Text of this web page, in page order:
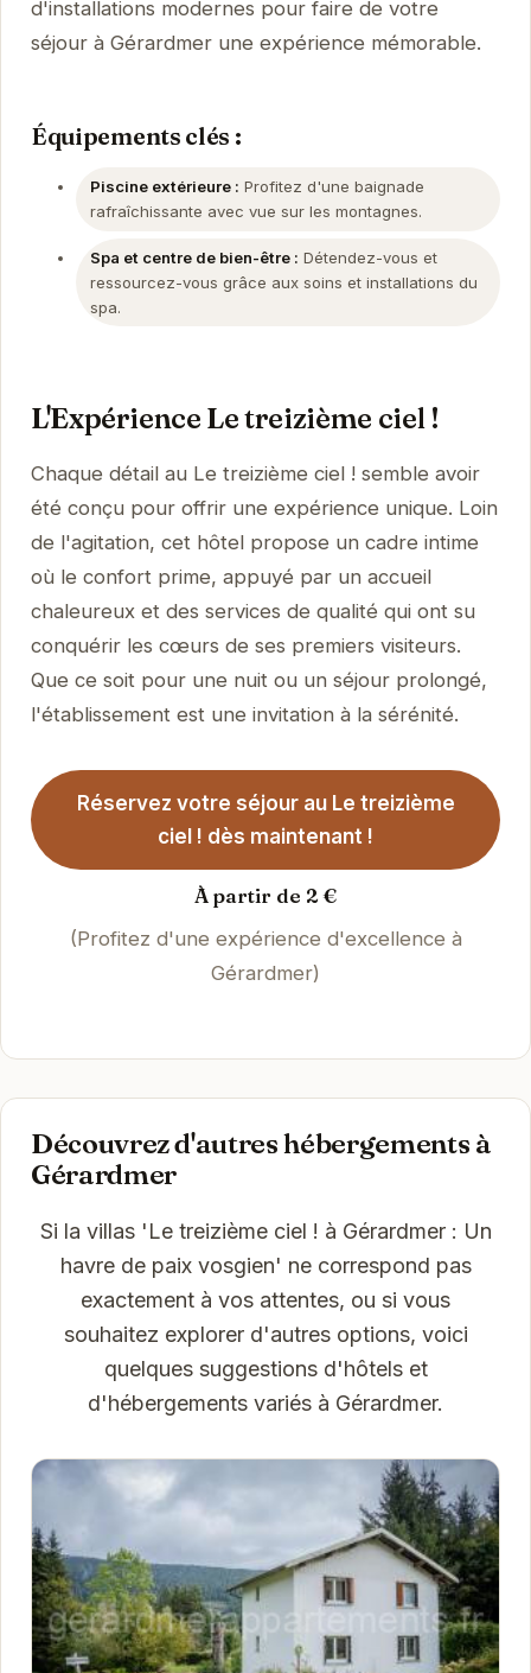
d'installations modernes pour faire de votre
séjour à Gérardmer une expérience mémorable.
Équipements clés :
Piscine extérieure : Profitez d'une baignade
rafraîchissante avec vue sur les montagnes.
Spa et centre de bien-être : Détendez-vous et
ressourcez-vous grâce aux soins et installations du
spa.
L'Expérience Le treizième ciel !
Chaque détail au Le treizième ciel ! semble avoir
été conçu pour offrir une expérience unique. Loin
de l'agitation, cet hôtel propose un cadre intime
où le confort prime, appuyé par un accueil
chaleureux et des services de qualité qui ont su
conquérir les cœurs de ses premiers visiteurs.
Que ce soit pour une nuit ou un séjour prolongé,
l'établissement est une invitation à la sérénité.
Réservez votre séjour au Le treizième
ciel ! dès maintenant !
À partir de 2 €
(Profitez d'une expérience d'excellence à
Gérardmer)
Découvrez d'autres hébergements à
Gérardmer
Si la villas 'Le treizième ciel ! à Gérardmer : Un
havre de paix vosgien' ne correspond pas
exactement à vos attentes, ou si vous
souhaitez explorer d'autres options, voici
quelques suggestions d'hôtels et
d'hébergements variés à Gérardmer.